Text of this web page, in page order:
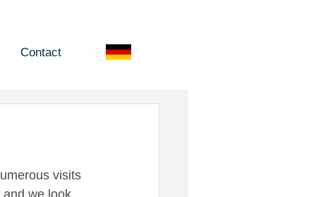
Contact
visits
we look